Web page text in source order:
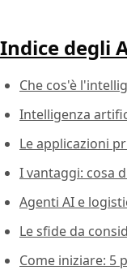
Indice degli
Che cos'è
Intelligenza
Le applicazioni
I vantaggi: cosa
Agenti AI e
Le sfide da
Come iniziare: 5